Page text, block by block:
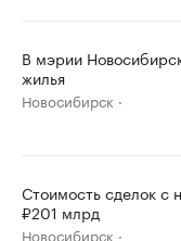
В мэрии
жилья
Новосибирск
Стоимость сделок с
₽201 млрд
Новосибирск